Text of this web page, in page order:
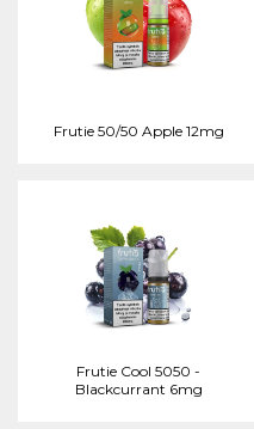
Frutie 50/50 Apple 12mg
Frutie Cool 5050 -
Blackcurrant 6mg